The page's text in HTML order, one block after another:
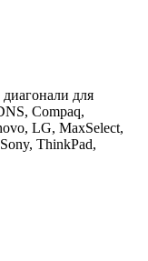
для
Compaq,
LG, MaxSelect,
ThinkPad,